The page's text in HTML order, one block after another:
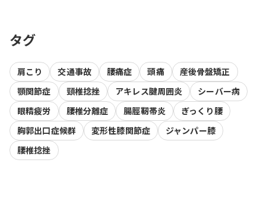
タグ
肩こり 交通事故 腰痛症 頭痛
産後骨盤矯正
顎関節症
頸椎捻挫 アキレス腱周囲炎
シーバー病
眼精疲労
腰椎分離症 腸脛靭帯炎
ぎっくり腰
胸郭出口症候群
変形性膝関節症
ジャンパー膝
腰椎捻挫